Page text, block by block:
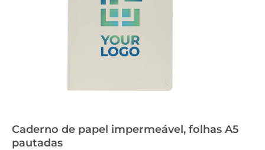
Caderno de papel impermeável, folhas A5
pautadas